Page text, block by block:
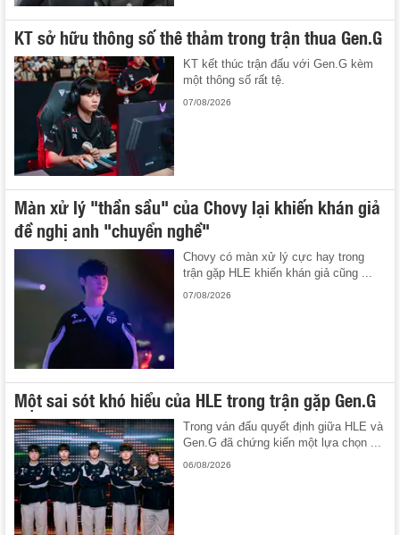
KT sở hữu thông số thê thảm trong trận thua Gen.G
KT kết thúc trận đấu với Gen.G kèm
một thông số rất tệ.
07/08/2026
Màn xử lý "thần sầu" của Chovy lại khiến khán giả
đề nghị anh "chuyển nghề"
Chovy có màn xử lý cực hay trong
trận gặp HLE khiến khán giả cũng ...
07/08/2026
Một sai sót khó hiểu của HLE trong trận gặp Gen.G
Trong ván đấu quyết định giữa HLE và
Gen.G đã chứng kiến một lựa chọn ...
06/08/2026